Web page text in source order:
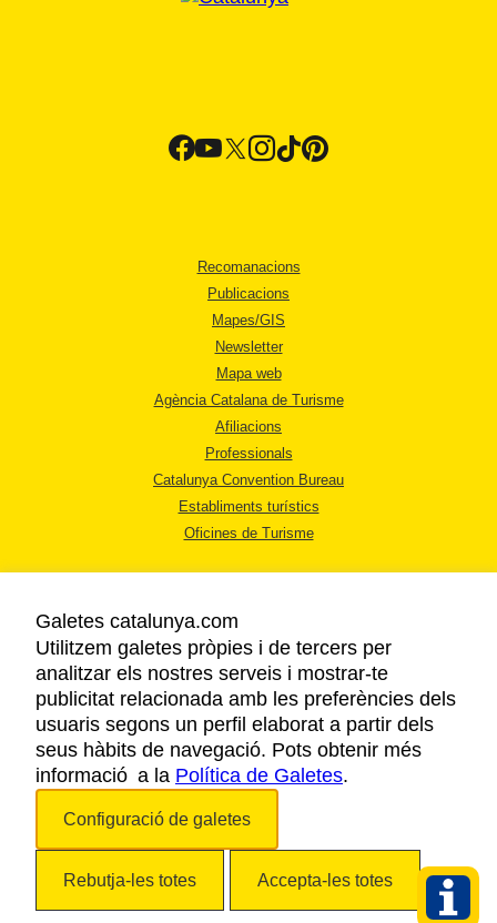
Recomanacions
Publicacions
Mapes/GIS
Newsletter
Mapa web
Agència Catalana de Turisme
Afiliacions
Professionals
Catalunya Convention Bureau
Establiments turístics
Oficines de Turisme
AVÍS LEGAL
POLÍTICA DE PRIVACITAT
COOKIES
ACCESSIBILITAT
Galetes catalunya.com
Utilitzem galetes pròpies i de tercers per
analitzar els nostres serveis i mostrar-te
publicitat relacionada amb les preferències dels
usuaris segons un perfil elaborat a partir dels
seus hàbits de navegació. Pots obtenir més
informació a la Política de Galetes.
Configuració de galetes
Rebutja-les totes Accepta-les totes